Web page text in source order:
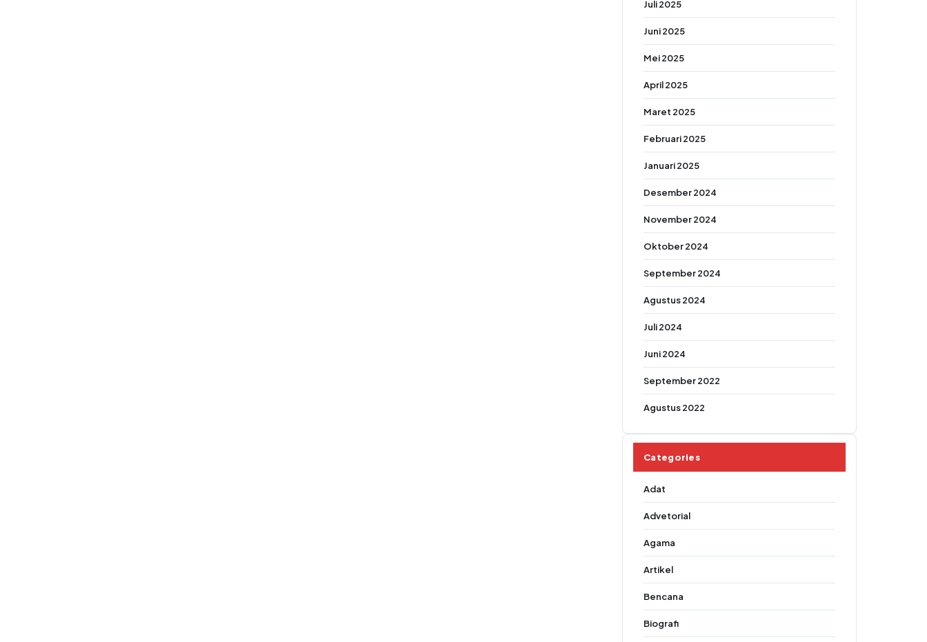
Juli 2025
Juni 2025
Mei 2025
April 2025
Maret 2025
Februari 2025
Januari 2025
Desember 2024
November 2024
Oktober 2024
September 2024
Agustus 2024
Juli 2024
Juni 2024
September 2022
Agustus 2022
Categories
Adat
Advetorial
Agama
Artikel
Bencana
Biografi